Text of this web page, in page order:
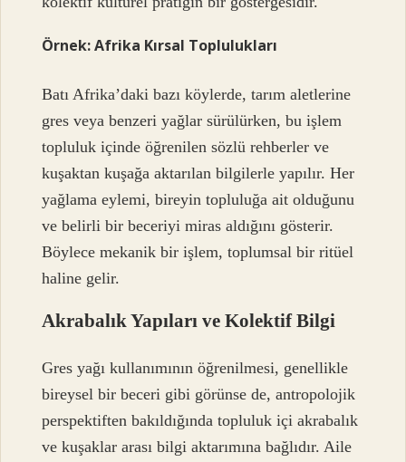
Örnek: Afrika Kırsal Toplulukları
Batı Afrika’daki bazı köylerde, tarım aletlerine
gres veya benzeri yağlar sürülürken, bu işlem
topluluk içinde öğrenilen sözlü rehberler ve
kuşaktan kuşağa aktarılan bilgilerle yapılır. Her
yağlama eylemi, bireyin topluluğa ait olduğunu
ve belirli bir beceriyi miras aldığını gösterir.
Böylece mekanik bir işlem, toplumsal bir ritüel
haline gelir.
Akrabalık Yapıları ve Kolektif Bilgi
Gres yağı kullanımının öğrenilmesi, genellikle
bireysel bir beceri gibi görünse de, antropolojik
perspektiften bakıldığında topluluk içi akrabalık
ve kuşaklar arası bilgi aktarımına bağlıdır. Aile